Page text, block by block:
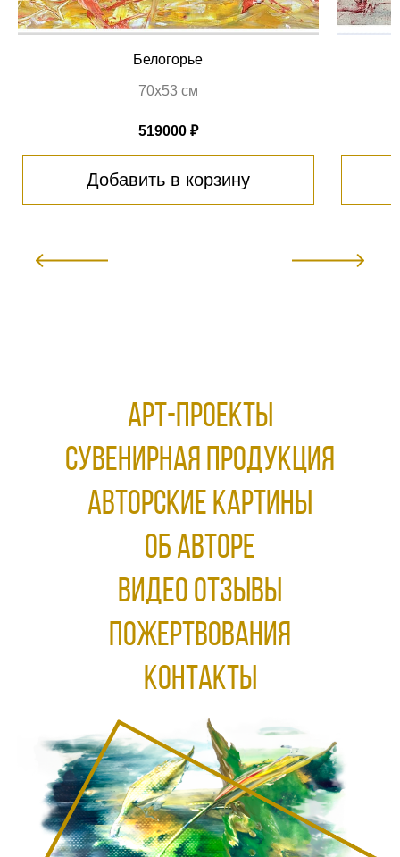
Белогорье
70х53 см
519000 ₽
Добавить в корзину
АРТ-ПРОЕКТЫ
Сувенирная продукция
АВТОРСКИЕ КАРТИНЫ
ОБ АВТОРЕ
ВИДЕО ОТЗЫВЫ
ПОЖЕРТВОВАНИЯ
КОНТАКТЫ